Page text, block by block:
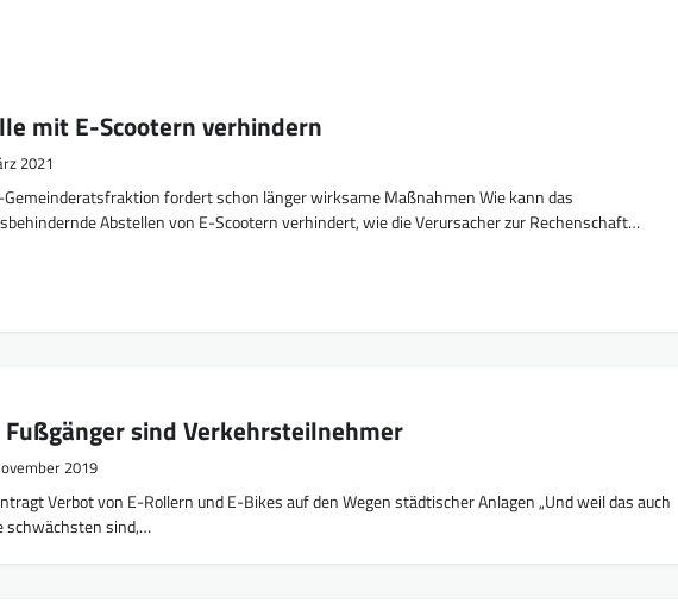
mit E-Scootern verhindern
2021
Gemeinderatsfraktion fordert schon länger wirksame Maßnahmen Wie kann das
Abstellen von E-Scootern verhindert, wie die Verursacher zur Rechenschaft…
Fußgänger sind Verkehrsteilnehmer
2019
Verbot von E-Rollern und E-Bikes auf den Wegen städtischer Anlagen „Und weil das auch
schwächsten sind,…